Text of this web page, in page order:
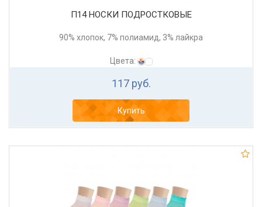
П14 НОСКИ ПОДРОСТКОВЫЕ
90% хлопок, 7% полиамид, 3% лайкра
Цвета:
117 руб.
Купить